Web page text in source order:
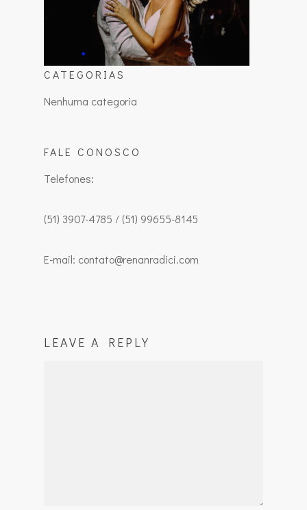
CATEGORIAS
Nenhuma categoria
FALE CONOSCO
Telefones:
(51) 3907-4785 / (51) 99655-8145
E-mail: contato@renanradici.com
LEAVE A REPLY